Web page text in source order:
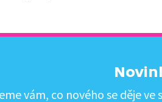
vám, co nového se děje